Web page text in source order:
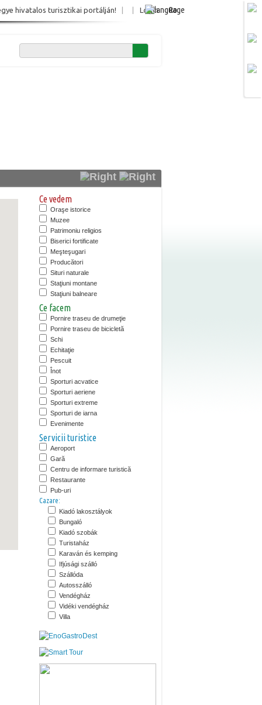
Login Ro
hivatalos turisztikai portálján!
Ce vedem
Oraşe istorice
Muzee
Patrimoniu religios
Biserici fortificate
Meşteşugari
Producători
Situri naturale
Staţiuni montane
Staţiuni balneare
Ce facem
Pornire traseu de drumeţie
Pornire traseu de bicicletă
Schi
Echitaţie
Pescuit
Înot
Sporturi acvatice
Sporturi aeriene
Sporturi extreme
Sporturi de iarna
Evenimente
Servicii turistice
Aeroport
Gară
Centru de informare turistică
Restaurante
Pub-uri
Cazare:
Kiadó lakosztályok
Bungaló
Kiadó szobák
Turistaház
Karaván és kemping
Ifjúsági szálló
Szállóda
Autosszálló
Vendégház
Vidéki vendégház
Villa